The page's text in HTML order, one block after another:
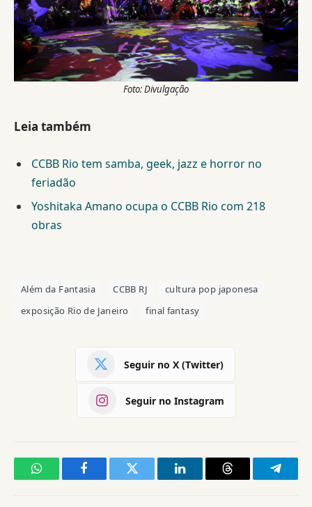
Foto: Divulgação
Leia também
CCBB Rio tem samba, geek, jazz e horror no
feriadão
Yoshitaka Amano ocupa o CCBB Rio com 218
obras
Além da Fantasia CCBB RJ
cultura pop japonesa
exposição Rio de Janeiro
final fantasy
Seguir no X (Twitter)
Seguir no Instagram
WhatsAppFacebookTwitter LinkedInThreads